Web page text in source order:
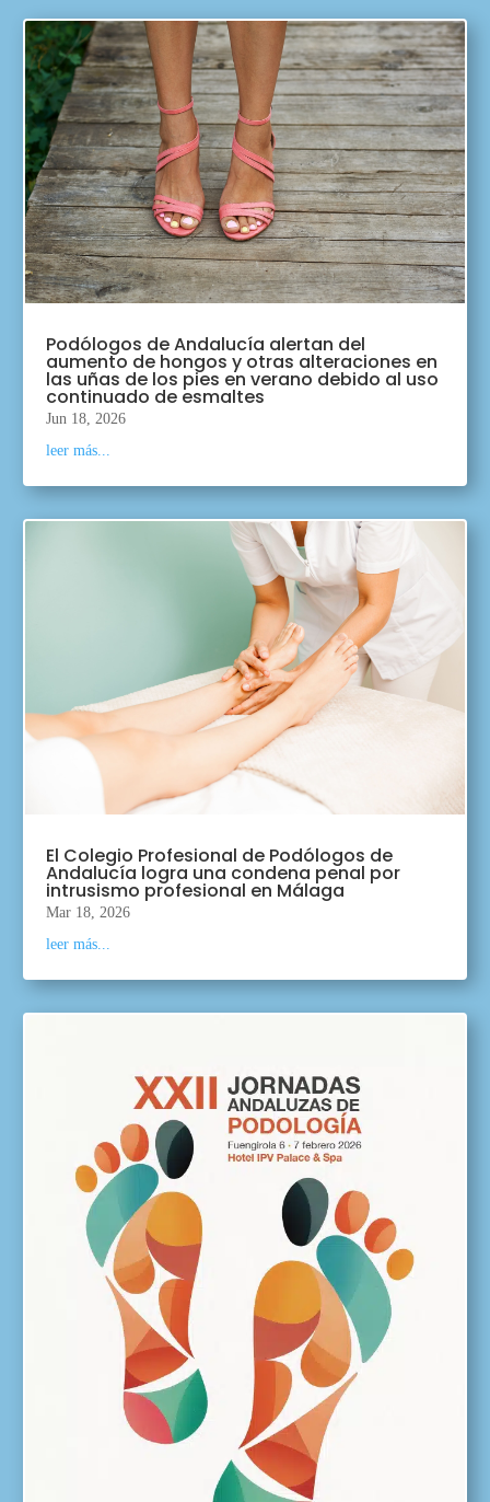
Podólogos de Andalucía alertan del
aumento de hongos y otras alteraciones en
las uñas de los pies en verano debido al uso
continuado de esmaltes
Jun 18, 2026
leer más...
El Colegio Profesional de Podólogos de
Andalucía logra una condena penal por
intrusismo profesional en Málaga
Mar 18, 2026
leer más...